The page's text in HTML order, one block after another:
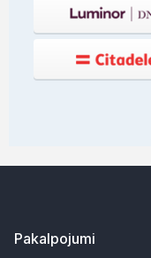
Pakalpojumi